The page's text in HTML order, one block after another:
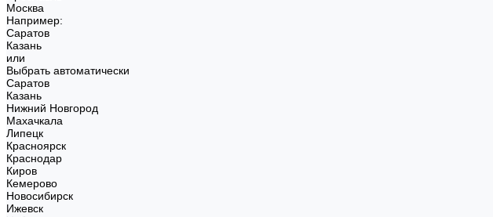
Москва
Например:
Саратов
Казань
или
Выбрать автоматически
Саратов
Казань
Нижний Новгород
Махачкала
Липецк
Красноярск
Краснодар
Киров
Кемерово
Новосибирск
Ижевск